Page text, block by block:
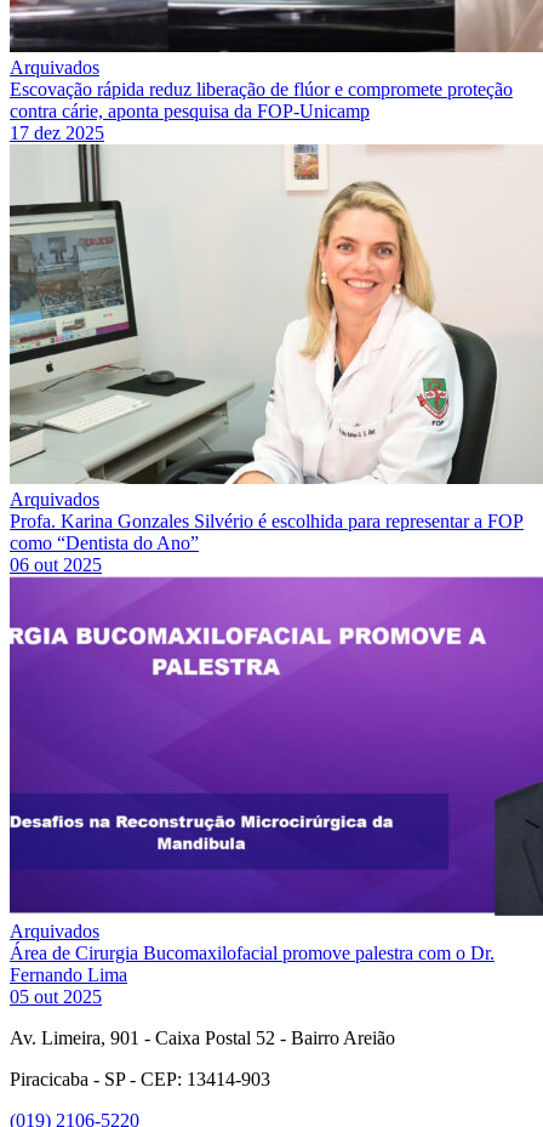
Arquivados
Escovação rápida reduz liberação de flúor e compromete proteção
contra cárie, aponta pesquisa da FOP-Unicamp
17 dez 2025
Arquivados
Profa. Karina Gonzales Silvério é escolhida para representar a FOP
como “Dentista do Ano”
06 out 2025
Arquivados
Área de Cirurgia Bucomaxilofacial promove palestra com o Dr.
Fernando Lima
05 out 2025
Av. Limeira, 901 - Caixa Postal 52 - Bairro Areião
Piracicaba - SP - CEP: 13414-903
(019) 2106-5220